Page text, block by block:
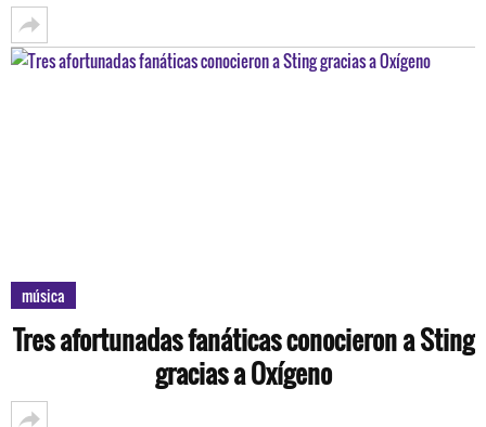
música
Tres afortunadas fanáticas conocieron a Sting
gracias a Oxígeno